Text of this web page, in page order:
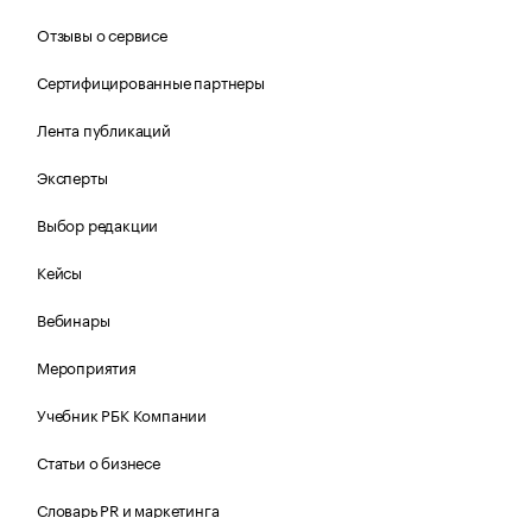
Отзывы о сервисе
Сертифицированные партнеры
Лента публикаций
Эксперты
Выбор редакции
Кейсы
Вебинары
Мероприятия
Учебник РБК Компании
Статьи о бизнесе
Словарь PR и маркетинга